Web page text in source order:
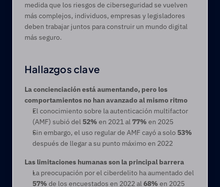
medida que los riesgos de ciberseguridad se vuelven
más complejos, individuos, empresas y legisladores
deben trabajar juntos para construir un mundo digital
más seguro.
Hallazgos clave
La concienciación está aumentando, pero los
comportamientos no han avanzado al mismo ritmo
El conocimiento sobre la autenticación multifactor
(AMF) subió del 52% en 2021 al 77% en 2025
Sin embargo, el uso regular de AMF cayó a solo 53%
después de llegar a su punto máximo en 2022
Las limitaciones humanas son la principal barrera
57% de los encuestados en 2022 al 68% en 2025